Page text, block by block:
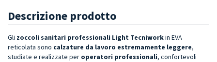
Descrizione prodotto
Gli zoccoli sanitari professionali Light Tecniworkin EVA
reticolata sono calzature da lavoro estremamente leggere,
studiate e realizzate per operatori professionali, confortevoli